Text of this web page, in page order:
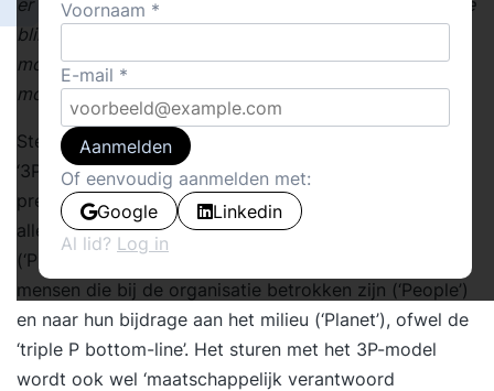
er ook mensen, en bruikbare modellen, met een bredere
blik. In dit artikel beschrijf ik het gebruik van het 3P-
model, het DrieKamerModel en het 3Rendementen
model.
Steeds meer organisaties gebruiken het zogenoemde
‘3P-model’ om op een evenwichtige manier hun
prestaties te beoordelen. Deze organisaties kijken niet
alleen wat er onder aan de streep financieel overblijft
(‘Profit’), maar zij kijken ook naar hun bijdrage aan de
mensen die bij de organisatie betrokken zijn (‘People’)
en naar hun bijdrage aan het milieu (‘Planet’), ofwel de
‘triple P bottom-line’. Het sturen met het 3P-model
wordt ook wel ‘maatschappelijk verantwoord
Voornaam
E-mail
Aanmelden
Of eenvoudig aanmelden met:
Google
Linkedin
Al lid? Log in